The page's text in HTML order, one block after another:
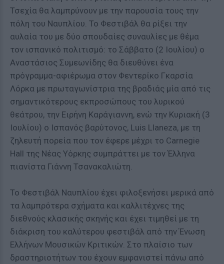
Τσεχία θα λαμπρύνουν με την παρουσία τους την
πόλη του Ναυπλίου. Το Φεστιβάλ θα ρίξει την
αυλαία του με δύο σπουδαίες συναυλίες με θέμα
τον ισπανικό πολιτισμό: το Σάββατο (2 Ιουλίου) ο
Αναστάσιος Συμεωνίδης θα διευθύνει ένα
πρόγραμμα-αφιέρωμα στον Φεντερίκο Γκαρσία
Λόρκα με πρωταγωνίστρια της βραδιάς μία από τις
σημαντικότερους εκπροσώπους του λυρικού
θεάτρου, την Ειρήνη Καράγιαννη, ενώ την Κυριακή (3
Ιουλίου) ο Ισπανός βαρύτονος, Luis Llaneza, με τη
ζηλευτή πορεία που τον έφερε μέχρι το Carnegie
Hall της Νέας Υόρκης συμπράττει με τον Έλληνα
πιανίστα Γιάννη Τσανακαλιώτη.
Το Φεστιβάλ Ναυπλίου έχει φιλοξενήσει μερικά από
τα λαμπρότερα σχήματα και καλλιτέχνες της
διεθνούς κλασικής σκηνής και έχει τιμηθεί με τη
διάκριση του καλύτερου φεστιβάλ από την Ένωση
Ελλήνων Μουσικών Κριτικών. Στο πλαίσιο των
δραστηριοτήτων του έχουν εμφανιστεί πάνω από